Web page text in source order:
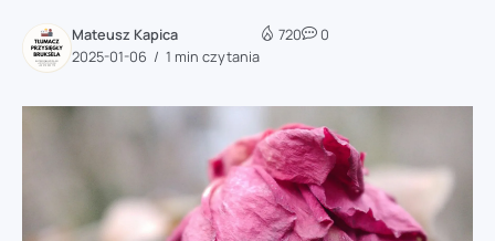
Mateusz Kapica
2025-01-06
1 min czytania
720 0